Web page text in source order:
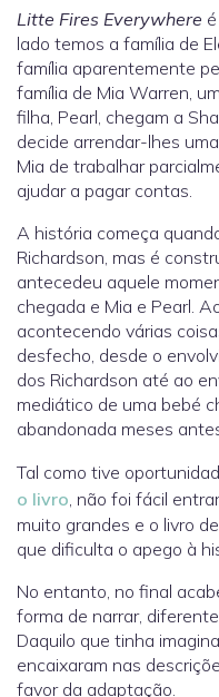
Litte Fires Everywhere
lado temos a família de
família aparentemente
família de Mia Warren,
filha, Pearl, chegam a
decide arrendar-lhes
Mia de trabalhar
ajudar a pagar contas.
A história começa
Richardson, mas é
antecedeu aquele
chegada e Mia e Pearl.
acontecendo várias
desfecho, desde o
dos Richardson até ao
mediático de uma bebé
abandonada meses
Tal como tive
o livro, não foi fácil
muito grandes e o livro
que dificulta o apego à
No entanto, no final
forma de narrar,
Daquilo que tinha
encaixaram nas
favor da adaptação.